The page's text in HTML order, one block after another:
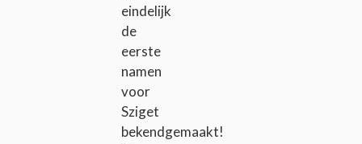
eindelijk
de
eerste
namen
voor
Sziget
bekendgemaakt!